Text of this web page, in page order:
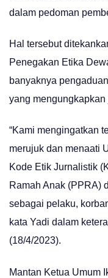
dalam pedoman
Hal tersebut
Penegakan Etika
banyaknya
yang
“Kami mengingatkan
merujuk dan menaati
Kode Etik Jurnalistik
Ramah Anak (PPRA)
sebagai pelaku,
kata Yadi dalam
(18/4/2023).
Mantan Ketua Umum